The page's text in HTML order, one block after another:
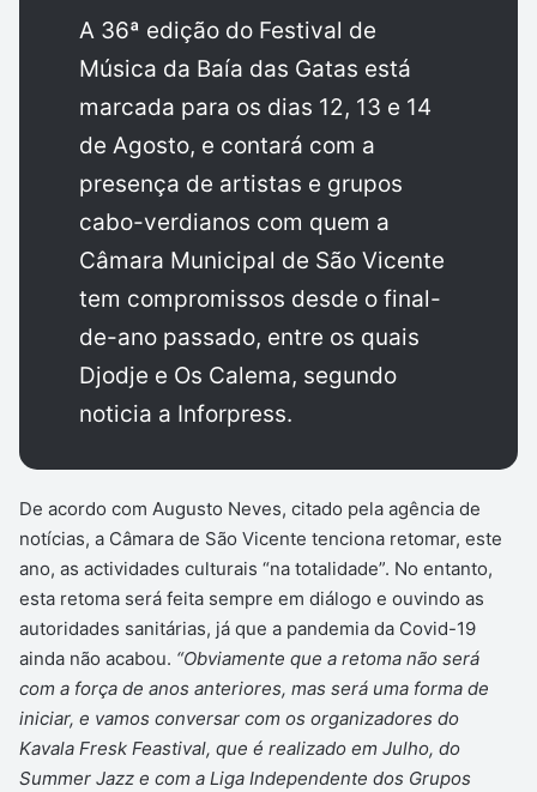
A 36ª edição do Festival de
Música da Baía das Gatas está
marcada para os dias 12, 13 e 14
de Agosto, e contará com a
presença de artistas e grupos
cabo-verdianos com quem a
Câmara Municipal de São Vicente
tem compromissos desde o final-
de-ano passado, entre os quais
Djodje e Os Calema, segundo
noticia a Inforpress.
De acordo com Augusto Neves, citado pela agência de
notícias, a Câmara de São Vicente tenciona retomar, este
ano, as actividades culturais “na totalidade”. No entanto,
esta retoma será feita sempre em diálogo e ouvindo as
autoridades sanitárias, já que a pandemia da Covid-19
ainda não acabou. “Obviamente que a retoma não será
com a força de anos anteriores, mas será uma forma de
iniciar, e vamos conversar com os organizadores do
Kavala Fresk Feastival, que é realizado em Julho, do
Summer Jazz e com a Liga Independente dos Grupos